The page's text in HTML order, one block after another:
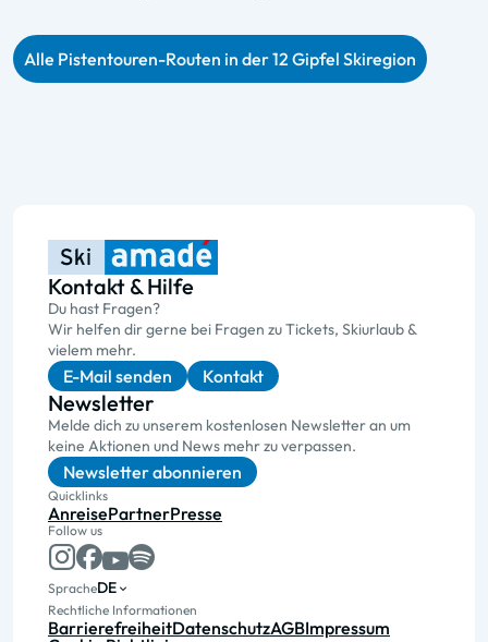
Alle Pistentouren-Routen in der 12 Gipfel Skiregion
Kontakt & Hilfe
Du hast Fragen?
Wir helfen dir gerne bei Fragen zu Tickets, Skiurlaub &
vielem mehr.
E-Mail senden Kontakt
Newsletter
Melde dich zu unserem kostenlosen Newsletter an um
keine Aktionen und News mehr zu verpassen.
Newsletter abonnieren
Quicklinks
AnreisePartnerPresse
Follow us
SpracheDE
Rechtliche Informationen
BarrierefreiheitDatenschutzAGBImpressum